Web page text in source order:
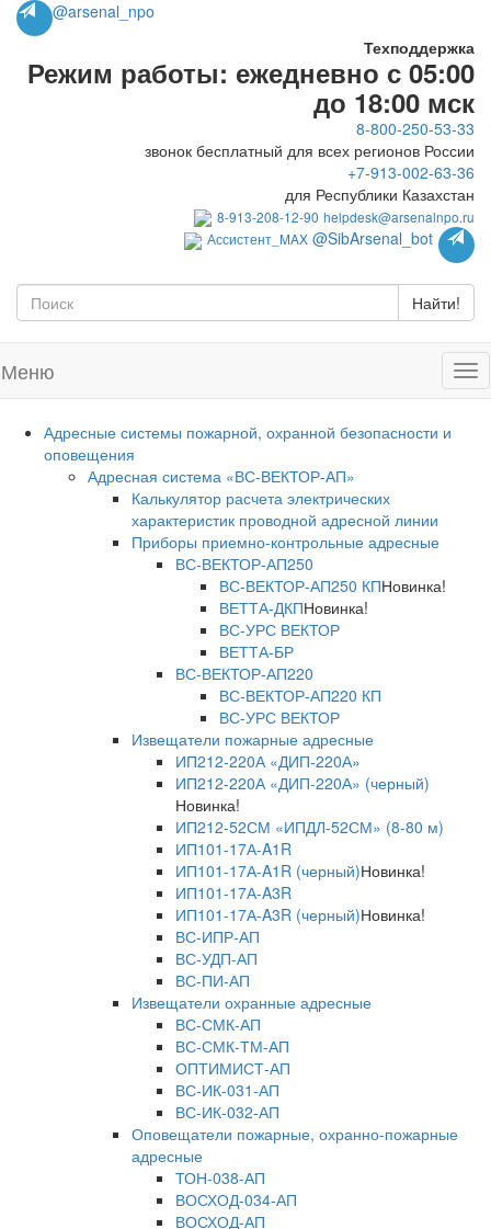
@arsenal_npo
Техподдержка
Режим работы: ежедневно с 05:00
до 18:00 мск
8-800-250-53-33
звонок бесплатный для всех регионов России
+7-913-002-63-36
для Республики Казахстан
8-913-208-12-90 helpdesk@arsenalnpo.ru
Ассистент_MAX @SibArsenal_bot
Найти!
Меню
Адресные системы пожарной, охранной безопасности и
оповещения
Адресная система «ВС-ВЕКТОР-АП»
Калькулятор расчета электрических
характеристик проводной адресной линии
Приборы приемно-контрольные адресные
ВС-ВЕКТОР-АП250
ВС-ВЕКТОР-АП250 КПНовинка!
ВЕТТА-ДКПНовинка!
ВС-УРС ВЕКТОР
ВЕТТА-БР
ВС-ВЕКТОР-АП220
ВС-ВЕКТОР-АП220 КП
ВС-УРС ВЕКТОР
Извещатели пожарные адресные
ИП212-220А «ДИП-220А»
ИП212-220А «ДИП-220А» (черный)
Новинка!
ИП212-52СМ «ИПДЛ-52СМ» (8-80 м)
ИП101-17А-A1R
ИП101-17А-A1R (черный)Новинка!
ИП101-17А-A3R
ИП101-17А-A3R (черный)Новинка!
ВС-ИПР-АП
ВС-УДП-АП
ВС-ПИ-АП
Извещатели охранные адресные
ВС-СМК-АП
ВС-СМК-ТМ-АП
ОПТИМИСТ-АП
ВС-ИК-031-АП
ВС-ИК-032-АП
Оповещатели пожарные, охранно-пожарные
адресные
ТОН-038-АП
ВОСХОД-034-АП
ВОСХОД-АП